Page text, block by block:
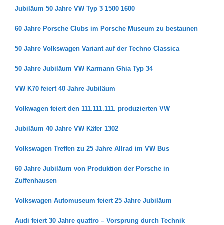
Jubiläum 50 Jahre VW Typ 3 1500 1600
60 Jahre Porsche Clubs im Porsche Museum zu bestaunen
50 Jahre Volkswagen Variant auf der Techno Classica
50 Jahre Jubiläum VW Karmann Ghia Typ 34
VW K70 feiert 40 Jahre Jubiläum
Volkwagen feiert den 111.111.111. produzierten VW
Jubiläum 40 Jahre VW Käfer 1302
Volkswagen Treffen zu 25 Jahre Allrad im VW Bus
60 Jahre Jubiläum von Produktion der Porsche in
Zuffenhausen
Volkswagen Automuseum feiert 25 Jahre Jubiläum
Audi feiert 30 Jahre quattro – Vorsprung durch Technik